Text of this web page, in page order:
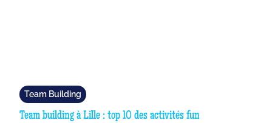
Team Building
Team building à Lille : top 10 des activités fun